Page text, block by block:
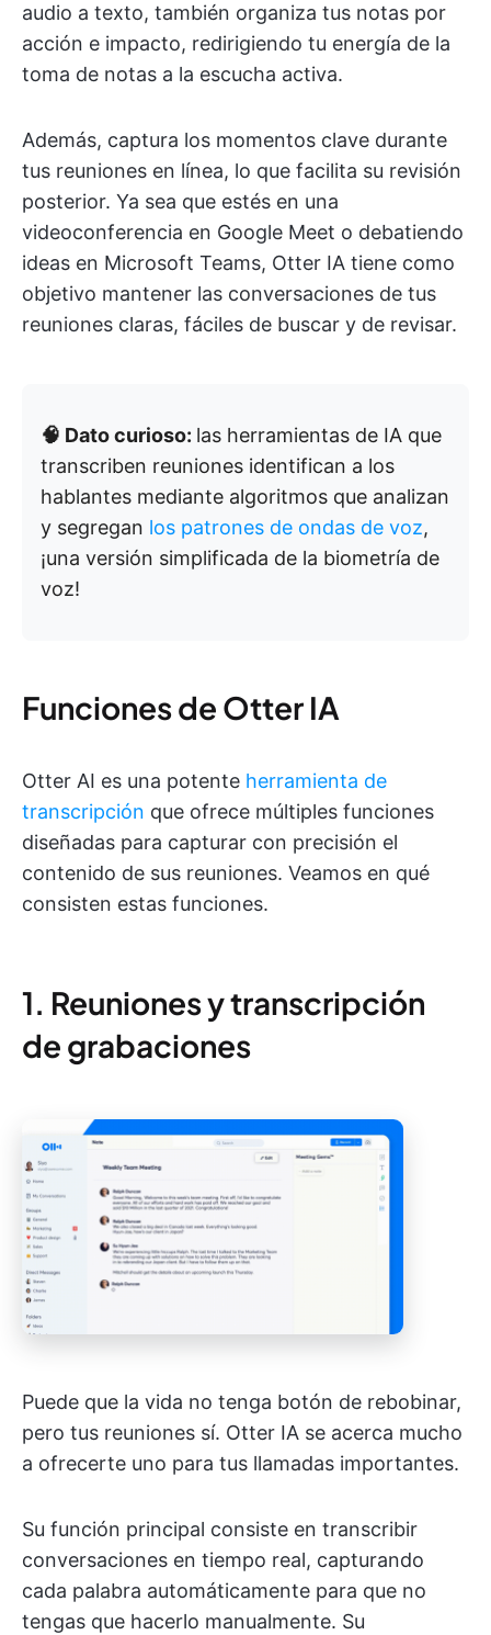
audio a texto, también organiza tus notas por
acción e impacto, redirigiendo tu energía de la
toma de notas a la escucha activa.
Además, captura los momentos clave durante
tus reuniones en línea, lo que facilita su revisión
posterior. Ya sea que estés en una
videoconferencia en Google Meet o debatiendo
ideas en Microsoft Teams, Otter IA tiene como
objetivo mantener las conversaciones de tus
reuniones claras, fáciles de buscar y de revisar.
🧠 Dato curioso: las herramientas de IA que
transcriben reuniones identifican a los
hablantes mediante algoritmos que analizan
y segregan los patrones de ondas de voz,
¡una versión simplificada de la biometría de
voz!
Funciones de Otter IA
Otter AI es una potente herramienta de
transcripción que ofrece múltiples funciones
diseñadas para capturar con precisión el
contenido de sus reuniones. Veamos en qué
consisten estas funciones.
1. Reuniones y transcripción
de grabaciones
Puede que la vida no tenga botón de rebobinar,
pero tus reuniones sí. Otter IA se acerca mucho
a ofrecerte uno para tus llamadas importantes.
Su función principal consiste en transcribir
conversaciones en tiempo real, capturando
cada palabra automáticamente para que no
tengas que hacerlo manualmente. Su